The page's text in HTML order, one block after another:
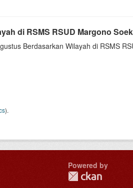
di RSMS RSUD Margono
Berdasarkan Wilayah di RSMS
).
Powered by